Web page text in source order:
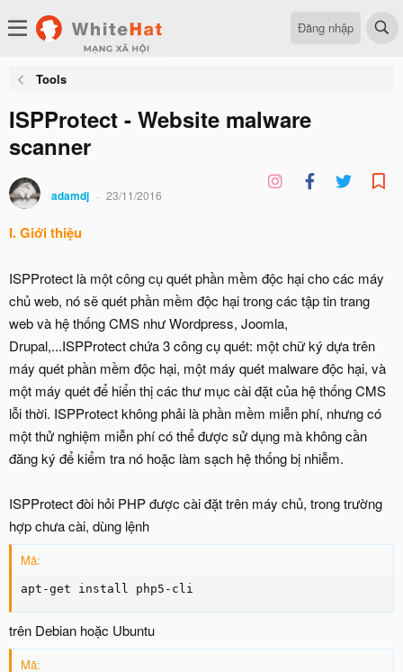
Đăng nhập
Tools
ISPProtect - Website malware
scanner
adamdj 23/11/2016
I. Giới thiệu
ISPProtect là một công cụ quét phần mềm độc hại cho các máy
chủ web, nó sẽ quét phần mềm độc hại trong các tập tin trang
web và hệ thống CMS như Wordpress, Joomla,
Drupal,...ISPProtect chứa 3 công cụ quét: một chữ ký dựa trên
máy quét phần mềm độc hại, một máy quét malware độc ​​hại, và
một máy quét để hiển thị các thư mục cài đặt của hệ thống CMS
lỗi thời. ISPProtect không phải là phần mềm miễn phí, nhưng có
một thử nghiệm miễn phí có thể được sử dụng mà không cần
đăng ký để kiểm tra nó hoặc làm sạch hệ thống bị nhiễm.
ISPProtect đòi hỏi PHP được cài đặt trên máy chủ, trong trường
hợp chưa cài, dùng lệnh
Mã:
apt-get install php5-cli
trên Debian hoặc Ubuntu
Mã: